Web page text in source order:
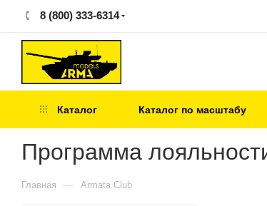
8 (800) 333-6314
Каталог Каталог по масштабу
Программа
Главная — Armata Club